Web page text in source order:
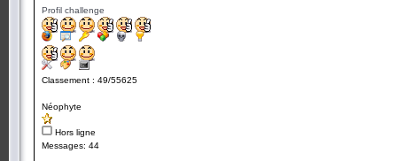
Profil challenge
Classement : 49/55625
Néophyte
Hors ligne
Messages: 44